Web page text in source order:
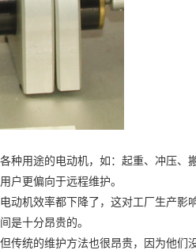
种用途的电动机，如：起重、冲压
户更偏向于远程维护。
动机效率都下降了，这对工厂生产
是十分昂贵的。
传统的维护方法也很昂贵，因为他